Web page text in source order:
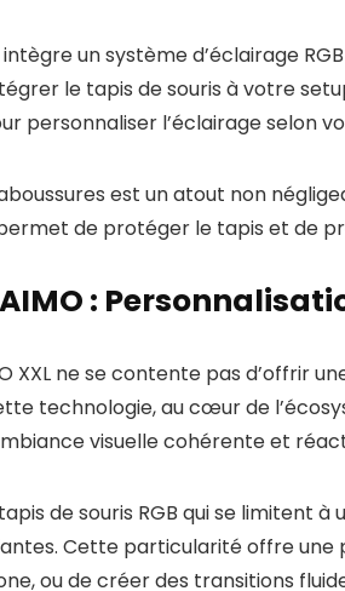
intègre un système d’éclairage
le tapis de souris à votre
personnaliser l’éclairage selon
est un atout non
de protéger le tapis et de
AIMO :
XXL ne se contente pas d’offrir
technologie, au cœur de
visuelle cohérente et
de souris RGB qui se limitent à
Cette particularité offre une
ou de créer des transitions